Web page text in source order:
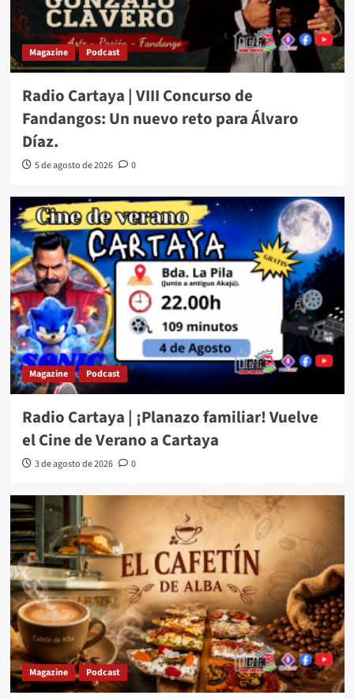
Magazine Podcast
Radio Cartaya | VIII Concurso de
Fandangos: Un nuevo reto para Álvaro
Díaz.
5 de agosto de 2026 0
Magazine Podcast
Radio Cartaya | ¡Planazo familiar! Vuelve
el Cine de Verano a Cartaya
3 de agosto de 2026 0
Magazine Podcast